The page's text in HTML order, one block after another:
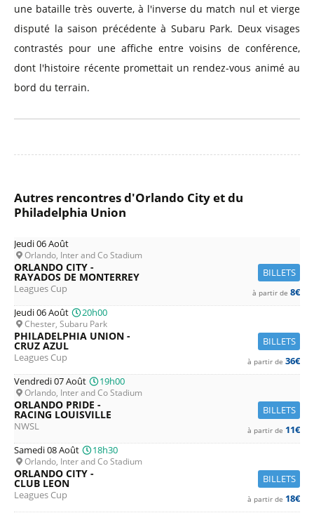
une bataille très ouverte, à l'inverse du match nul et vierge
disputé la saison précédente à Subaru Park. Deux visages
contrastés pour une affiche entre voisins de conférence,
dont l'histoire récente promettait un rendez-vous animé au
bord du terrain.
Autres rencontres d'Orlando City et du
Philadelphia Union
Jeudi 06 Août
Orlando, Inter and Co Stadium
BILLETS
ORLANDO CITY -
RAYADOS DE MONTERREY
Leagues Cup à partir de 8€
Jeudi 06 Août
20h00
Chester, Subaru Park
BILLETS
PHILADELPHIA UNION -
CRUZ AZUL
Leagues Cup à partir de 36€
Vendredi 07 Août
19h00
Orlando, Inter and Co Stadium
BILLETS
ORLANDO PRIDE -
RACING LOUISVILLE
NWSL à partir de 11€
Samedi 08 Août
18h30
Orlando, Inter and Co Stadium
BILLETS
ORLANDO CITY -
CLUB LEON
Leagues Cup à partir de 18€